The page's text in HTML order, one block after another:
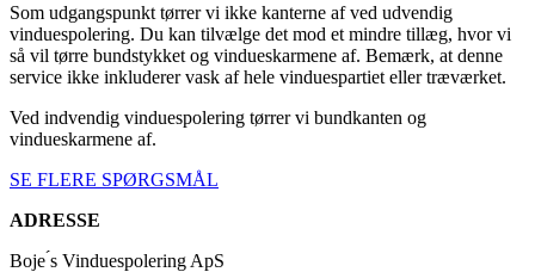
Som udgangspunkt tørrer vi ikke kanterne af ved udvendig
vinduespolering. Du kan tilvælge det mod et mindre tillæg, hvor vi
så vil tørre bundstykket og vindueskarmene af. Bemærk, at denne
service ikke inkluderer vask af hele vinduespartiet eller træværket.
Ved indvendig vinduespolering tørrer vi bundkanten og
vindueskarmene af.
SE FLERE SPØRGSMÅL
ADRESSE
Boje ́s Vinduespolering ApS